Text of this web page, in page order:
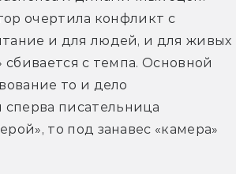
очертила конфликт с
и для людей, и для живых
с темпа. Основной
то и дело
писательница
то под занавес «камера»